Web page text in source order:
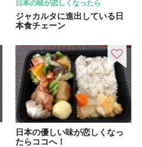
日本の味が恋しくなったら
ジャカルタに進出している日
本食チェーン
日本の優しい味が恋しくなっ
たらココへ！